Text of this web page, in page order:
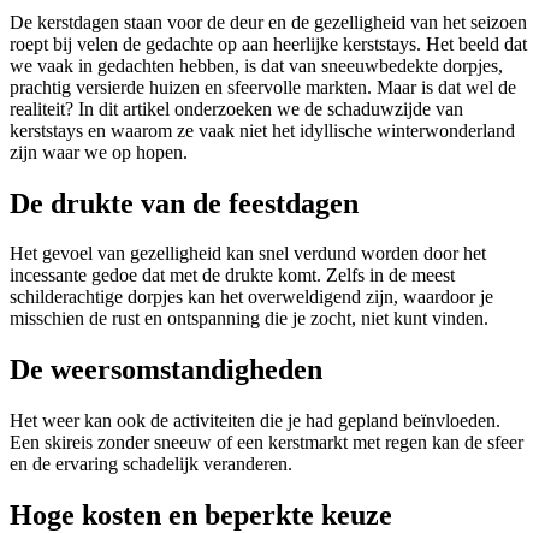
De kerstdagen staan voor de deur en de gezelligheid van het seizoen
roept bij velen de gedachte op aan heerlijke kerststays. Het beeld dat
we vaak in gedachten hebben, is dat van sneeuwbedekte dorpjes,
prachtig versierde huizen en sfeervolle markten. Maar is dat wel de
realiteit? In dit artikel onderzoeken we de schaduwzijde van
kerststays en waarom ze vaak niet het idyllische winterwonderland
zijn waar we op hopen.
De drukte van de feestdagen
Het gevoel van gezelligheid kan snel verdund worden door het
incessante gedoe dat met de drukte komt. Zelfs in de meest
schilderachtige dorpjes kan het overweldigend zijn, waardoor je
misschien de rust en ontspanning die je zocht, niet kunt vinden.
De weersomstandigheden
Het weer kan ook de activiteiten die je had gepland beïnvloeden.
Een skireis zonder sneeuw of een kerstmarkt met regen kan de sfeer
en de ervaring schadelijk veranderen.
Hoge kosten en beperkte keuze